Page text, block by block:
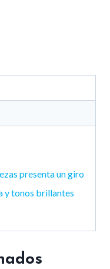
presenta un giro
y tonos brillantes